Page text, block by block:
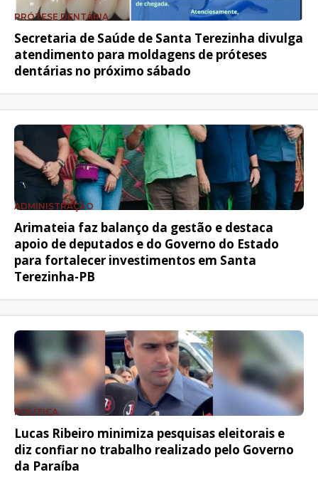
PRÓTESE DENTÁRIA
Secretaria de Saúde de Santa Terezinha divulga
atendimento para moldagens de próteses
dentárias no próximo sábado
ADMINISTRAÇÃO
Arimateia faz balanço da gestão e destaca
apoio de deputados e do Governo do Estado
para fortalecer investimentos em Santa
Terezinha-PB
POLÍTICA
Lucas Ribeiro minimiza pesquisas eleitorais e
diz confiar no trabalho realizado pelo Governo
da Paraíba